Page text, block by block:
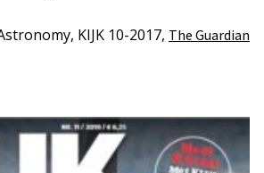
KIJK 10-2017, The Guardian